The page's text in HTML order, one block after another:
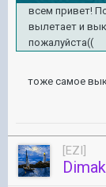
всем привет!
вылетает и
пожалуйста((
тоже самое
[EZI]